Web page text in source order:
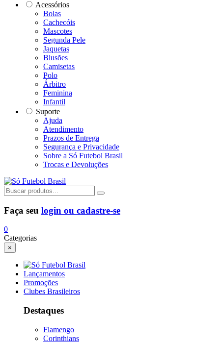
Acessórios
Bolas
Cachecóis
Mascotes
Segunda Pele
Jaquetas
Blusões
Camisetas
Polo
Árbitro
Feminina
Infantil
Suporte
Ajuda
Atendimento
Prazos de Entrega
Segurança e Privacidade
Sobre a Só Futebol Brasil
Trocas e Devoluções
Faça seu login ou cadastre-se
0
Categorias
×
Lançamentos
Promoções
Clubes Brasileiros
Destaques
Flamengo
Corinthians